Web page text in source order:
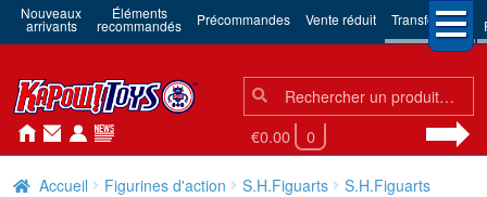
Nouveaux
arrivants
Éléments
recommandés Précommandes Vente réduit Transformers
Chercher:
Chercher
€0.00 0
Accueil Figurines d'action S.H.Figuarts
S.H.Figuarts